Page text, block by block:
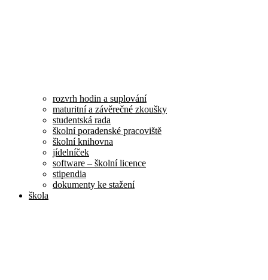
rozvrh hodin a suplování
maturitní a závěrečné zkoušky
studentská rada
školní poradenské pracoviště
školní knihovna
jídelníček
software – školní licence
stipendia
dokumenty ke stažení
škola